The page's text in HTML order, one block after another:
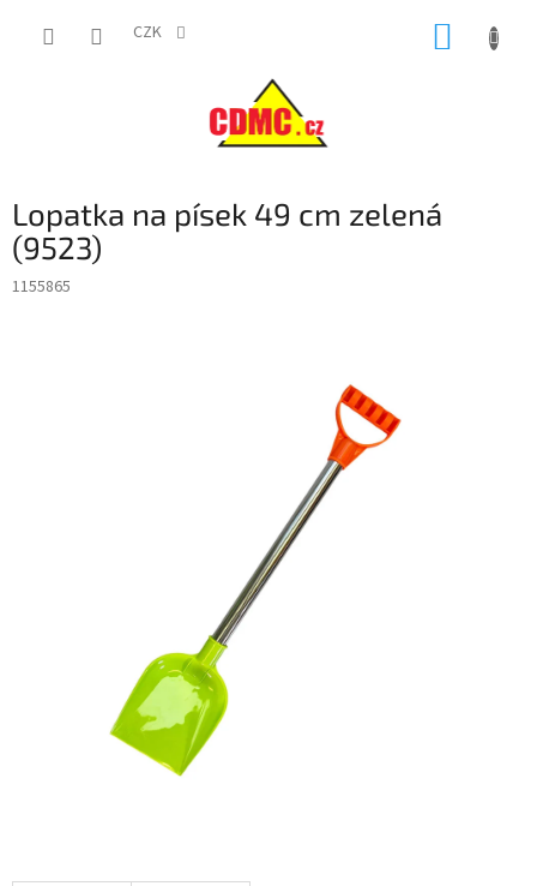
CZK
Lopatka na písek 49 cm zelená
(9523)
1155865